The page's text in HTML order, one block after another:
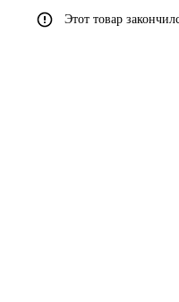
Этот товар